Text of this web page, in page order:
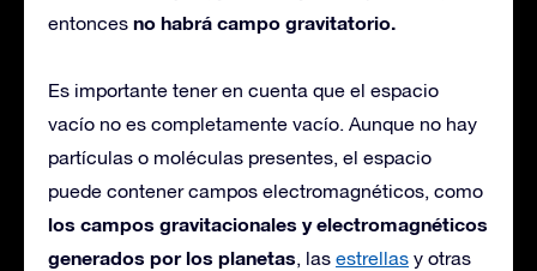
entonces no habrá campo gravitatorio.
Es importante tener en cuenta que el espacio
vacío no es completamente vacío. Aunque no hay
partículas o moléculas presentes, el espacio
puede contener campos electromagnéticos, como
los campos gravitacionales y electromagnéticos
generados por los planetas, las estrellas y otras